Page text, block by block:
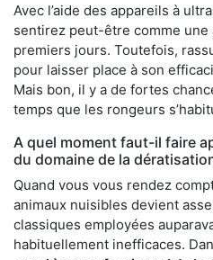
Avec l’aide des appareils à
sentirez peut-être comme
premiers jours. Toutefois,
pour laisser place à son
Mais bon, il y a de fortes
temps que les rongeurs
A quel moment faut-il faire
du domaine de la
Quand vous vous rendez
animaux nuisibles devient
classiques employées
habituellement inefficaces.